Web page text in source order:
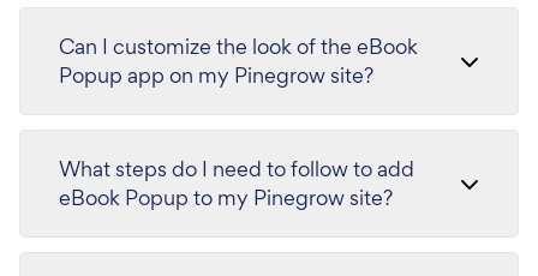
Can I customize the look of the eBook
Popup app on my Pinegrow site?
What steps do I need to follow to add
eBook Popup to my Pinegrow site?